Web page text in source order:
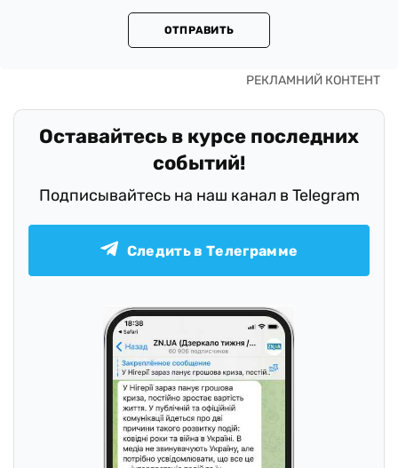
ОТПРАВИТЬ
Оставайтесь в курсе последних
событий!
Подписывайтесь на наш канал в Telegram
Следить в Телеграмме